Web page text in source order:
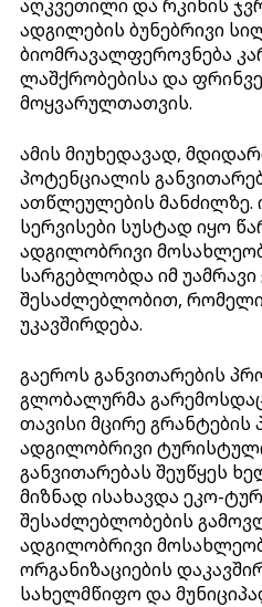
აღკვეთილი და რკინის
ადგილების ბუნებრივი
ბიომრავალფეროვნება
ლაშქრობებისა და
მოყვარულთათვის.
ამის მიუხედავად,
პოტენციალის
ათწლეულების
სერვისები სუსტად იყო
ადგილობრივი
სარგებლობდა იმ
შესაძლებლობით,
უკავშირდება.
გაეროს განვითარების
გლობალურმა
თავისი მცირე გრანტების
ადგილობრივი
განვითარებას შეუწყეს
მიზნად ისახავდა ეკო-
შესაძლებლობების
ადგილობრივი
ორგანიზაციების
სახელმწიფო და